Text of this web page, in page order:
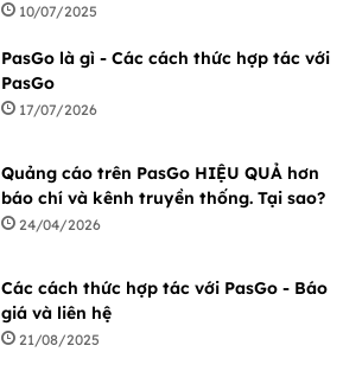
10/07/2025
PasGo là gì - Các cách thức hợp tác với
PasGo
17/07/2026
Quảng cáo trên PasGo HIỆU QUẢ hơn
báo chí và kênh truyền thống. Tại sao?
24/04/2026
Các cách thức hợp tác với PasGo - Báo
giá và liên hệ
21/08/2025